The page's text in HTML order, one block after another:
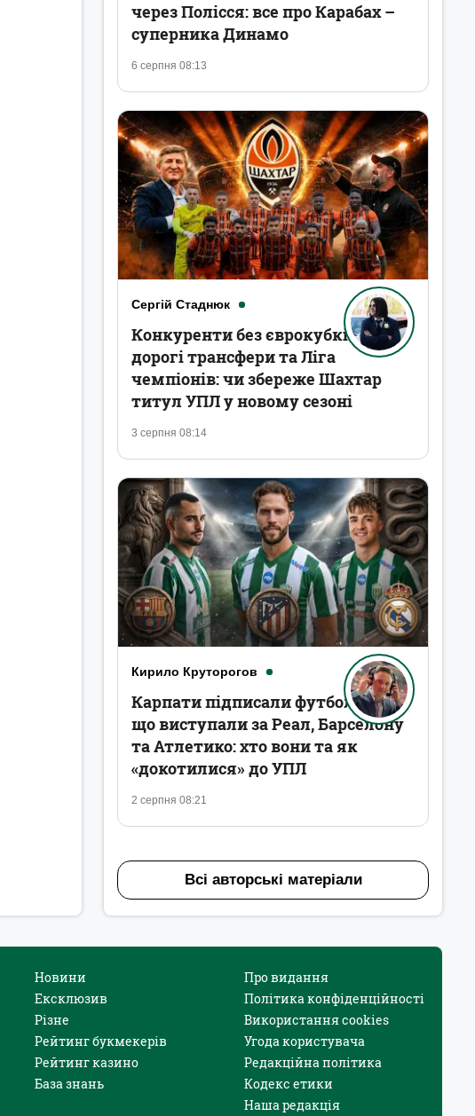
6 серпня 08:13
через Полісся: все про Карабах –
суперника Динамо
Сергій Стаднюк
3 серпня 08:14
Конкуренти без єврокубків,
дорогі трансфери та Ліга
чемпіонів: чи збереже Шахтар
титул УПЛ у новому сезоні
Кирило Круторогов
2 серпня 08:21
Карпати підписали футболістів,
що виступали за Реал, Барселону
та Атлетико: хто вони та як
«докотилися» до УПЛ
Всі авторські матеріали
Новини
Ексклюзив
Різне
Рейтинг букмекерів
Рейтинг казино
База знань
Про видання
Політика конфіденційності
Використання cookies
Угода користувача
Редакційна політика
Кодекс етики
Наша редакція